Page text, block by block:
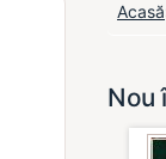
Acasă
Nou